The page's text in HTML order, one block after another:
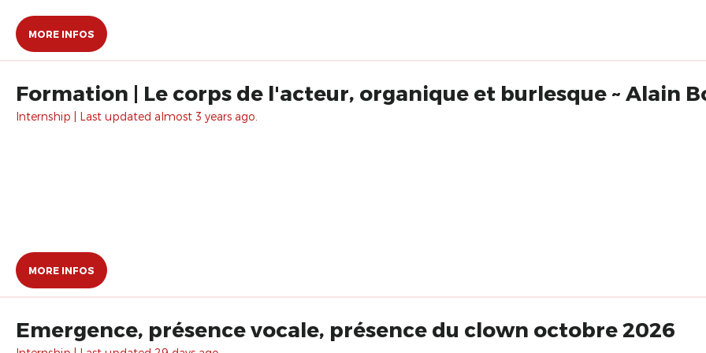
MORE INFOS
Formation | Le corps de l'acteur, organique et burlesque ~ Alain
Internship | Last updated almost 3 years ago.
MORE INFOS
Emergence, présence vocale, présence du clown octobre 2026